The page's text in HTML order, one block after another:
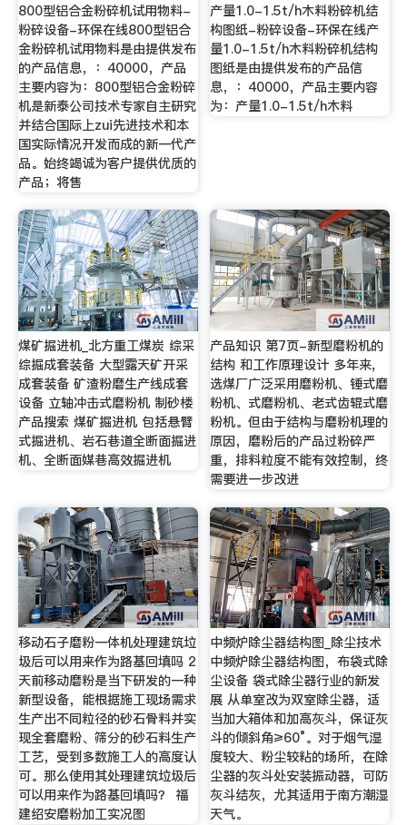
800型铝合金粉碎机试用物料-
粉碎设备-环保在线800型铝合
金粉碎机试用物料是由提供发布
的产品信息，：40000，产品
主要内容为：800型铝合金粉碎
机是新泰公司技术专家自主研究
并结合国际上zui先进技术和本
国实际情况开发而成的新一代产
品。始终竭诚为客户提供优质的
产品；将售
产量1.0-1.5t/h木料粉碎机结
构图纸-粉碎设备-环保在线产
量1.0-1.5t/h木料粉碎机结构
图纸是由提供发布的产品信
息，：40000，产品主要内容
为：产量1.0-1.5t/h木料
煤矿掘进机_北方重工煤炭 综采
综掘成套装备 大型露天矿开采
成套装备 矿渣粉磨生产线成套
设备 立轴冲击式磨粉机 制砂楼
产品搜索 煤矿掘进机 包括悬臂
式掘进机、岩石巷道全断面掘进
机、全断面媒巷高效掘进机
产品知识 第7页-新型磨粉机的
结构 和工作原理设计 多年来,
选煤厂广泛采用磨粉机、锤式磨
粉机、式磨粉机、老式齿辊式磨
粉机。但由于结构与磨粉机理的
原因，磨粉后的产品过粉碎严
重，排料粒度不能有效控制，终
需要进一步改进
移动石子磨粉一体机处理建筑垃
圾后可以用来作为路基回填吗 2
天前移动磨粉是当下研发的一种
新型设备，能根据施工现场需求
生产出不同粒径的砂石骨料并实
现全套磨粉、筛分的砂石料生产
工艺，受到多数施工人的高度认
可。那么使用其处理建筑垃圾后
可以用来作为路基回填吗？ 福
建绍安磨粉加工实况图
中频炉除尘器结构图_除尘技术
中频炉除尘器结构图，布袋式除
尘设备 袋式除尘器行业的新发
展 从单室改为双室除尘器，适
当加大箱体和加高灰斗，保证灰
斗的倾斜角≥60°。对于烟气湿
度较大、粉尘较粘的场所，在除
尘器的灰斗处安装振动器，可防
灰斗结灰，尤其适用于南方潮湿
天气。